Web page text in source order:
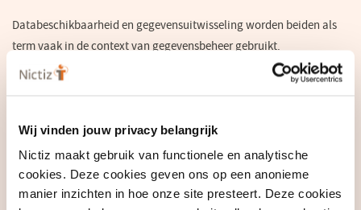
Wij vinden jouw privacy belangrijk
Nictiz maakt gebruik van functionele en analytische
cookies. Deze cookies geven ons op een anonieme
manier inzichten in hoe onze site presteert. Deze cookies
Databeschikbaarheid en gegevensuitwisseling worden beiden als
term vaak in de context van gegevensbeheer gebruikt.
Databeschikbaarheid verwijst naar de mogelijkheid om gegevens te
benaderen en te gebruiken wanneer dat nodig is. Het gaat hierbij
of netwerk. Gegevensuitwisseling daarentegen verwijst naar het
proces van het delen van gegevens tussen verschillende systemen of
netwerken. Het gaat hierbij om de uitwisseling van gegevens tussen
verschillende partijen.